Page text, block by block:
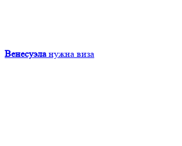
Венесуэла нужна виза